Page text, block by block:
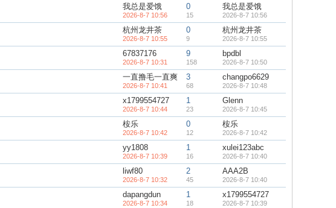
我总是爱饿
2026-8-7 10:56
0
15
我总是爱饿
2026-8-7 10:56
杭州龙井茶
2026-8-7 10:55
0
9
杭州龙井茶
2026-8-7 10:55
67837176
2026-8-7 10:31
9
158
bpdbl
2026-8-7 10:50
一直撸毛一直爽
2026-8-7 10:41
3
68
changpo6629
2026-8-7 10:48
x1799554727
2026-8-7 10:44
1
23
Glenn
2026-8-7 10:45
桉乐
2026-8-7 10:42
0
12
桉乐
2026-8-7 10:42
yy1808
2026-8-7 10:39
1
16
xulei123abc
2026-8-7 10:40
liwf80
2026-8-7 10:32
2
45
AAA2B
2026-8-7 10:40
dapangdun
2026-8-7 10:34
1
18
x1799554727
2026-8-7 10:39